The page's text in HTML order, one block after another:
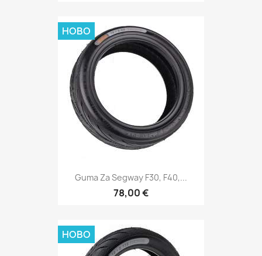
Guma Za Segway F30, F40,...
78,00 €
НОВО
НОВО